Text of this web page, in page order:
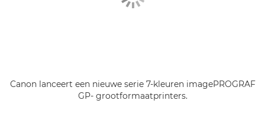
Canon lanceert een nieuwe serie 7-kleuren imagePROGRAF
GP- grootformaatprinters.